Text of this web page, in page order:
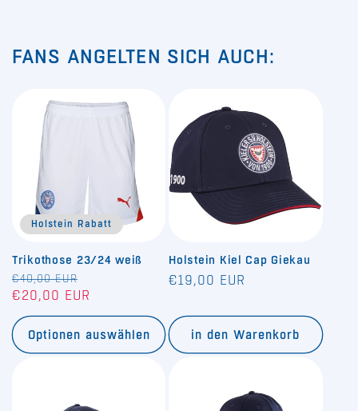
FANS ANGELTEN SICH AUCH:
Holstein Rabatt
Trikothose 23/24 weiß
Normaler
Preis
€40,00 EUR
Verkaufspreis
€20,00 EUR
Optionen auswählen
Holstein Kiel Cap Giekau
Normaler
€19,00 EUR
in den Warenkorb